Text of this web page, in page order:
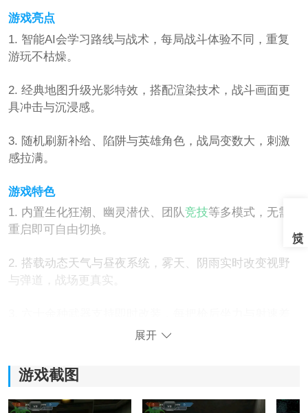
游戏亮点
1. 智能AI会学习路线与战术，每局战斗体验不同，重复
游玩不枯燥。
2. 经典地图升级光影特效，搭配渲染技术，战斗画面更
具冲击与沉浸感。
3. 随机刷新补给、陷阱与英雄角色，战局变数大，刺激
感拉满。
游戏特色
1. 内置生化狂潮、幽灵潜伏、团队竞技等多模式，无需
重启即可自由切换。
2. 搭载动态天气与昼夜系统，雾天、阴雨实时改变视野
与弹道，战场更真实。
cs僵尸生化狂潮游戏攻略
1、进入生化盟约模式后，人类与僵尸会展开持续混战，
即使角色阵亡也能再次复活，因此前期尽量优先搜集高
展开
游戏截图